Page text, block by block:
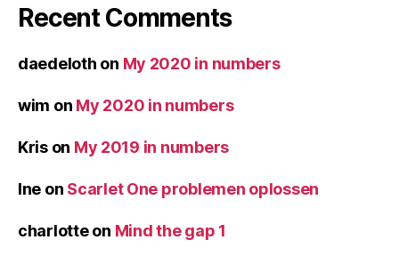
Recent Comments
daedeloth on My 2020 in numbers
wim on My 2020 in numbers
Krison My 2019 in numbers
Ine on Scarlet One problemen oplossen
charlotteon Mind the gap 1